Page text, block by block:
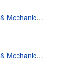
Contractors
Contractors